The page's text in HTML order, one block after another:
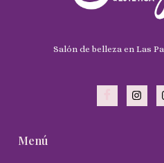
Salón de belleza en Las
Menú